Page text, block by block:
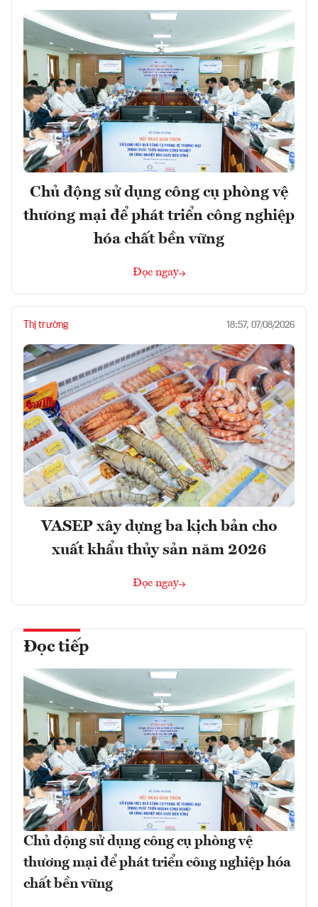
Chủ động sử dụng công cụ phòng vệ
thương mại để phát triển công nghiệp
hóa chất bền vững
Đọc ngay
Thị trường 18:57, 07/08/2026
VASEP xây dựng ba kịch bản cho
xuất khẩu thủy sản năm 2026
Đọc ngay
Đọc tiếp
Chủ động sử dụng công cụ phòng vệ
thương mại để phát triển công nghiệp hóa
chất bền vững